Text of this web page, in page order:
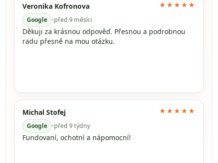
Veronika Kofronova
Google •před 9 měsíci
★★★★★
Děkuji za krásnou odpověď. Přesnou a podrobnou
radu přesně na mou otázku.
Michal Stofej
Google •před 9 týdny
★★★★★
Fundovaní, ochotní a nápomocní!